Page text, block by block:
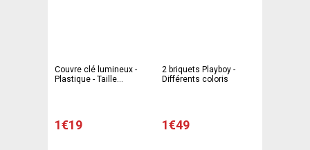
Couvre clé lumineux -
Plastique - Taille
1€19
2 briquets Playboy -
Différents coloris
1€49